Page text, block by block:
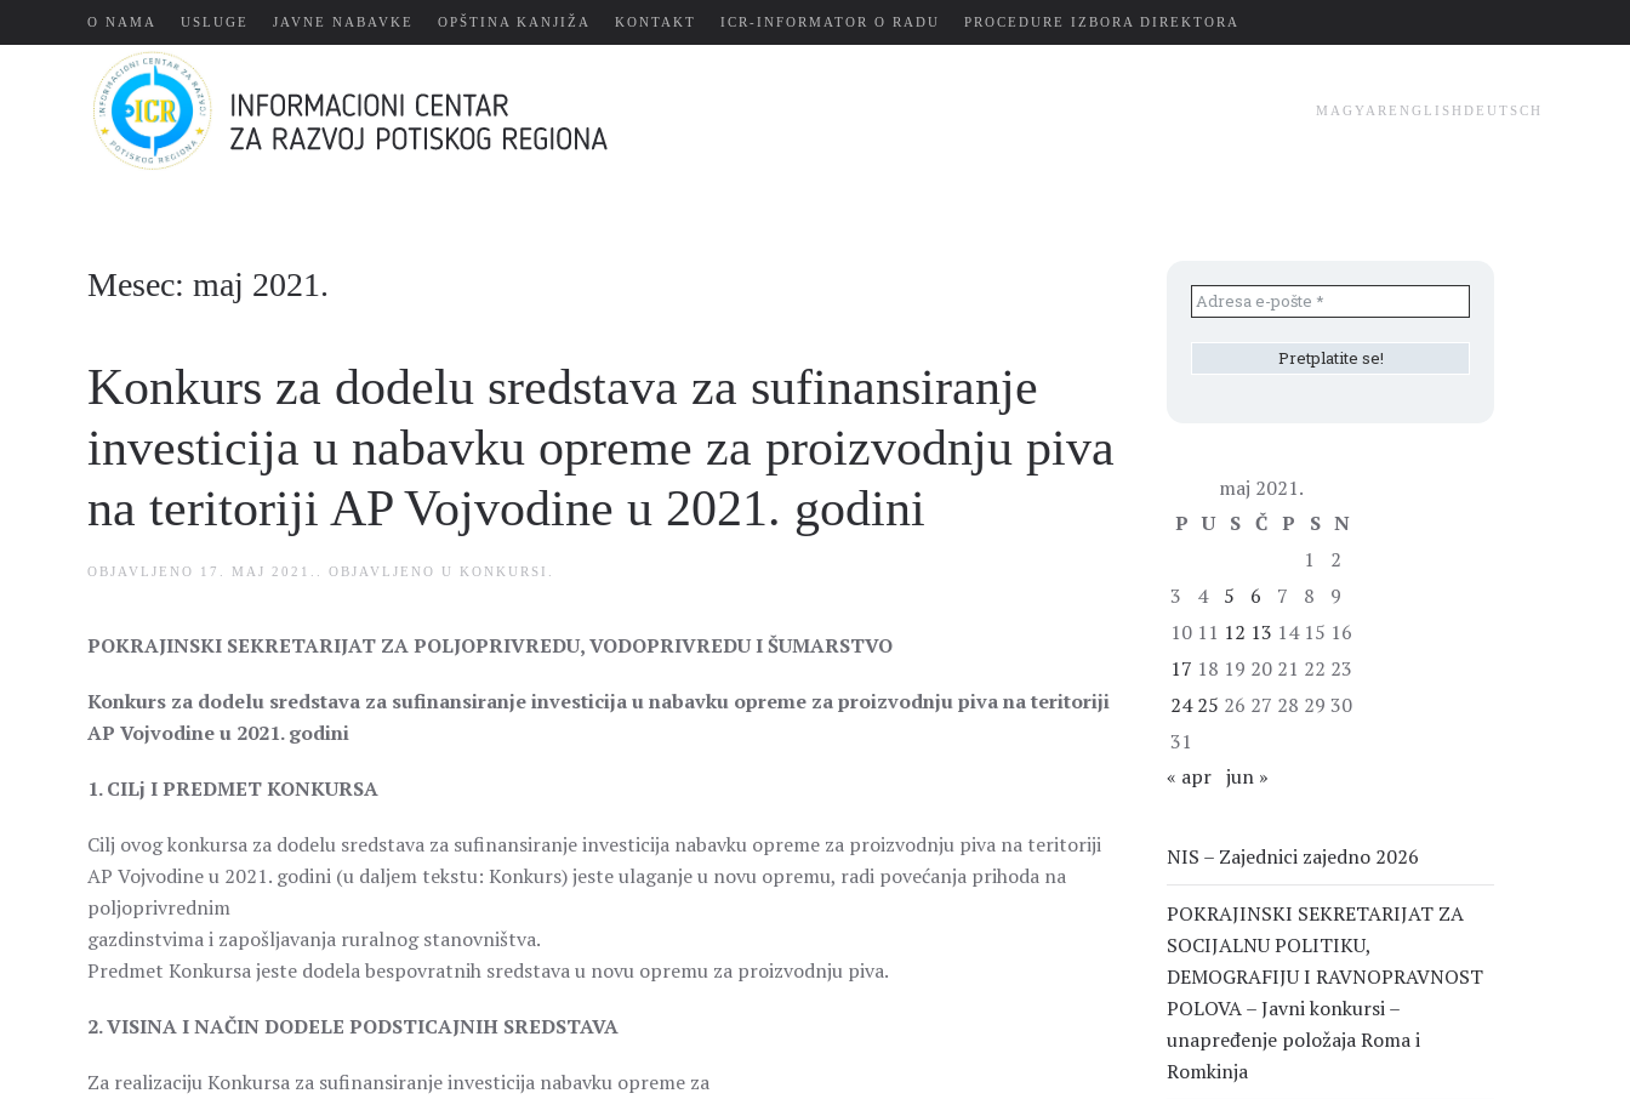
content
О NAMA USLUGE JAVNE NABAVKE OPŠTINA KANJIŽA KONTAKT ICR-INFORMATOR O RADU PROCEDURE IZBORA DIREKTORA
MAGYAR ENGLISH DEUTSCH
Mesec: maj 2021.
Konkurs za dodelu sredstava za sufinansiranje
investicija u nabavku opreme za proizvodnju piva
na teritoriji AP Vojvodine u 2021. godini
OBJAVLJENO 17. MAJ 2021. . OBJAVLJENO U KONKURSI
POKRAJINSKI SEKRETARIJAT ZA POLJOPRIVREDU, VODOPRIVREDU I ŠUMARSTVO
Konkurs za dodelu sredstava za sufinansiranje investicija u nabavku opreme za proizvodnju piva na teritoriji
AP Vojvodine u 2021. godini
1. CILj I PREDMET KONKURSA
Cilj ovog konkursa za dodelu sredstava za sufinansiranje investicija nabavku opreme za proizvodnju piva na teritoriji
AP Vojvodine u 2021. godini (u daljem tekstu: Konkurs) jeste ulaganje u novu opremu, radi povećanja prihoda na
poljoprivrednim
gazdinstvima i zapošljavanja ruralnog stanovništva.
Predmet Konkursa jeste dodela bespovratnih sredstava u novu opremu za proizvodnju piva.
2. VISINA I NAČIN DODELE PODSTICAJNIH SREDSTAVA
Za realizaciju Konkursa za sufinansiranje investicija nabavku opreme za
maj 2021.
P U S Č P S N
1
2
3
4 5 6 7 8
9
10 11 12 13 14 15 16
17 18 19 20 21 22 23
24 25 26 27 28 29 30
31
« apr jun »
NIS – Zajednici zajedno 2026
POKRAJINSKI SEKRETARIJAT ZA
SOCIJALNU POLITIKU,
DEMOGRAFIJU I RAVNOPRAVNOST
POLOVA – Javni konkursi –
unapređenje položaja Roma i
Romkinja